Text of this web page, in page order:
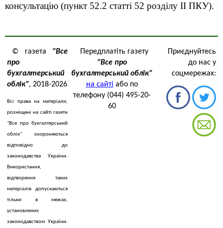
консультацію (пункт 52.2 статті 52 розділу ІІ ПКУ).
© газета "Все
про
бухгалтерський
облік", 2018-2026
Всі права на матеріали,
розміщені на сайті газети
"Все про бухгалтерський
облік" охороняються
відповідно до
законодавства України.
Використання,
відтворення таких
матеріалів допускаються
тільки в межах,
установлених
законодавством України.
Передплатіть газету
"Все про
бухгалтерський облік"
на сайті або по
телефону (044) 495-20-
60
Приєднуйтесь
до нас у
соцмережах: